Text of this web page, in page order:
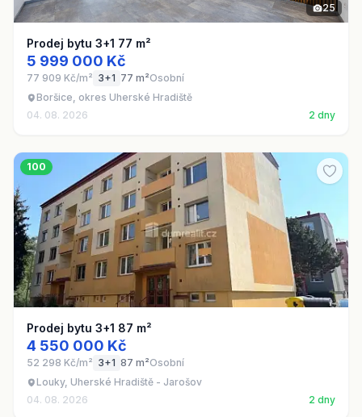
25
Prodej bytu 3+1 77 m²
5 999 000 Kč
77 909 Kč/m² 3+1 77 m²Osobní
Boršice, okres Uherské Hradiště
04. 08. 2026
2 dny
100
Prodej bytu 3+1 87 m²
4 550 000 Kč
52 298 Kč/m² 3+1 87 m²Osobní
Louky, Uherské Hradiště - Jarošov
04. 08. 2026
2 dny